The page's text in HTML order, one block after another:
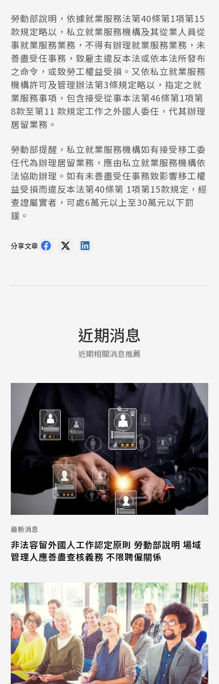
勞動部說明，依據就業服務法第40條第1項第15
款規定略以，私立就業服務機構及其從業人員從
事就業服務業務，不得有辦理就業服務業務，未
善盡受任事務，致雇主違反本法或依本法所發布
之命令，或致勞工權益受損。又依私立就業服務
機構許可及管理辦法第3條規定略以，指定之就
業服務事項，包含接受從事本法第46條第1項第
8款至第11 款規定工作之外國人委任，代其辦理
居留業務。
勞動部提醒，私立就業服務機構如有接受移工委
任代為辦理居留業務，應由私立就業服務機構依
法協助辦理。如有未善盡受任事務致影響移工權
益受損而違反本法第40條第 1項第15款規定，經
查證屬實者，可處6萬元以上至30萬元以下罰
鍰。
分享文章
近期消息
近期相關消息推薦
最新消息
非法容留外國人工作認定原則 勞動部說明 場域
管理人應善盡查核義務 不限聘僱關係